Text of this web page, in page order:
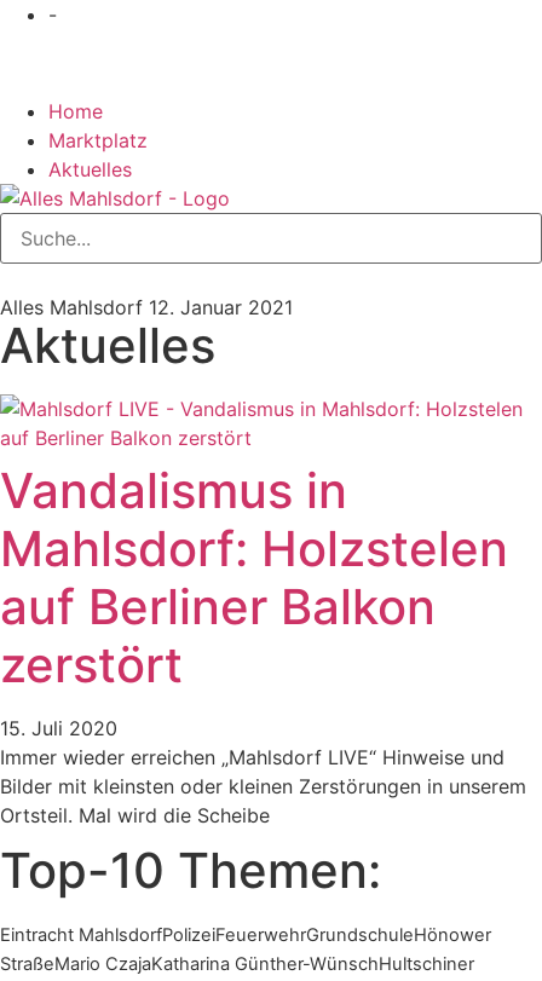
-
Home
Marktplatz
Aktuelles
Alles Mahlsdorf 12. Januar 2021
Aktuelles
Vandalismus in
Mahlsdorf: Holzstelen
auf Berliner Balkon
zerstört
15. Juli 2020
Immer wieder erreichen „Mahlsdorf LIVE“ Hinweise und
Bilder mit kleinsten oder kleinen Zerstörungen in unserem
Ortsteil. Mal wird die Scheibe
Top-10 Themen:
Eintracht MahlsdorfPolizeiFeuerwehrGrundschuleHönower
StraßeMario CzajaKatharina Günther-WünschHultschiner